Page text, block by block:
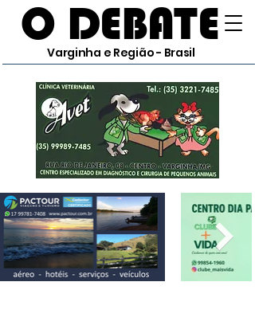
O DEBATE
Varginha e Região - Brasil